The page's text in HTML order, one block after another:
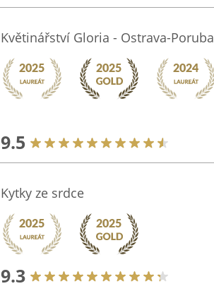
Květinářství Gloria - Ostrava-Poruba
9.5
Kytky ze srdce
9.3